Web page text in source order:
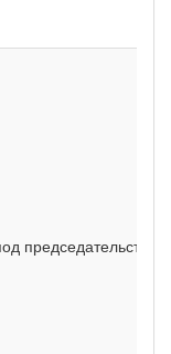
председательством